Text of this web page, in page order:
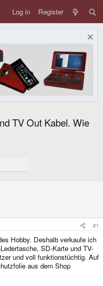
Log in Register
TV Out Kabel. Wie
#1
Hobby. Deshalb verkaufe ich
SD-Karte und TV-
und voll funktionstüchtig. Auf
aus dem Shop